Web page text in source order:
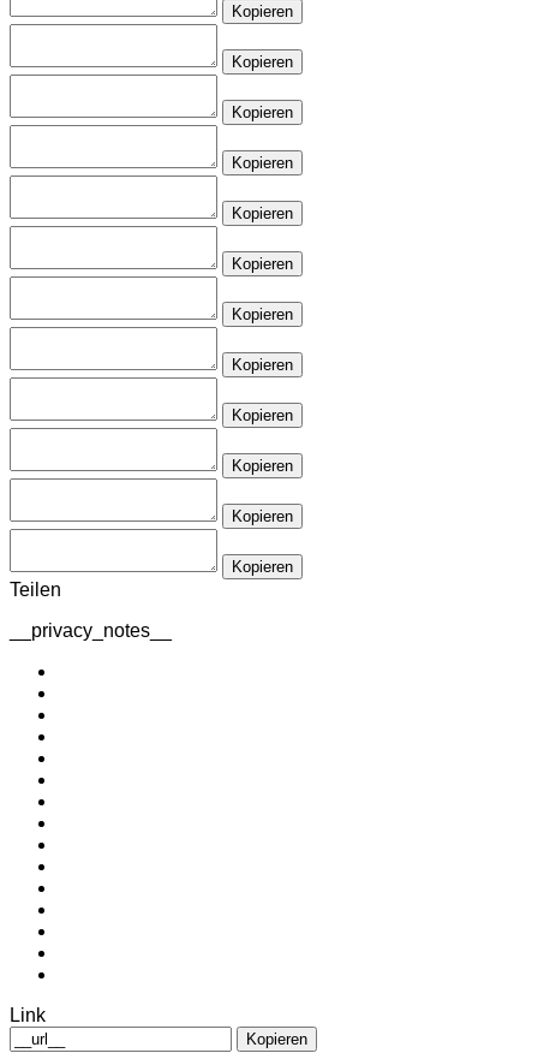
Kopieren
Kopieren
Kopieren
Kopieren
Kopieren
Kopieren
Kopieren
Kopieren
Kopieren
Kopieren
Kopieren
Kopieren
Teilen
__privacy_notes__
Link
Kopieren